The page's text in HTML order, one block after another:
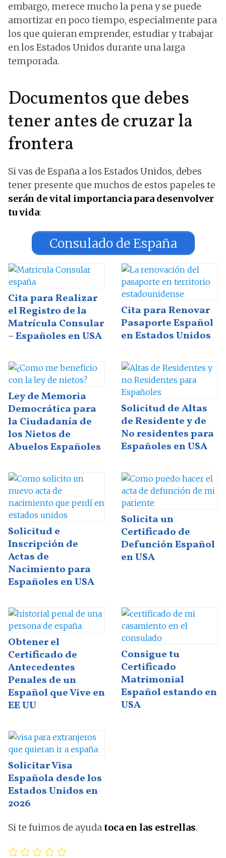
embargo, merece mucho la pena y se puede
amortizar en poco tiempo, especialmente para
los que quieran emprender, estudiar y trabajar
en los Estados Unidos durante una larga
temporada.
Documentos que debes
tener antes de cruzar la
frontera
Si vas de España a los Estados Unidos, debes
tener presente que muchos de estos papeles te
serán de vital importancia para desenvolver
tu vida:
Consulado de España
Cita para Realizar
el Registro de la
Matrícula Consular
– Españoles en USA
Cita para Renovar
Pasaporte Español
en Estados Unidos
Ley de Memoria
Democrática para
la Ciudadanía de
los Nietos de
Abuelos Españoles
Solicitud de Altas
de Residente y de
No residentes para
Españoles en USA
Solicitud e
Inscripción de
Actas de
Nacimiento para
Españoles en USA
Solicita un
Certificado de
Defunción Español
en USA
Obtener el
Certificado de
Antecedentes
Penales de un
Español que Vive en
EE UU
Consigue tu
Certificado
Matrimonial
Español estando en
USA
Solicitar Visa
Española desde los
Estados Unidos en
2026
Si te fuimos de ayuda toca en las estrellas.